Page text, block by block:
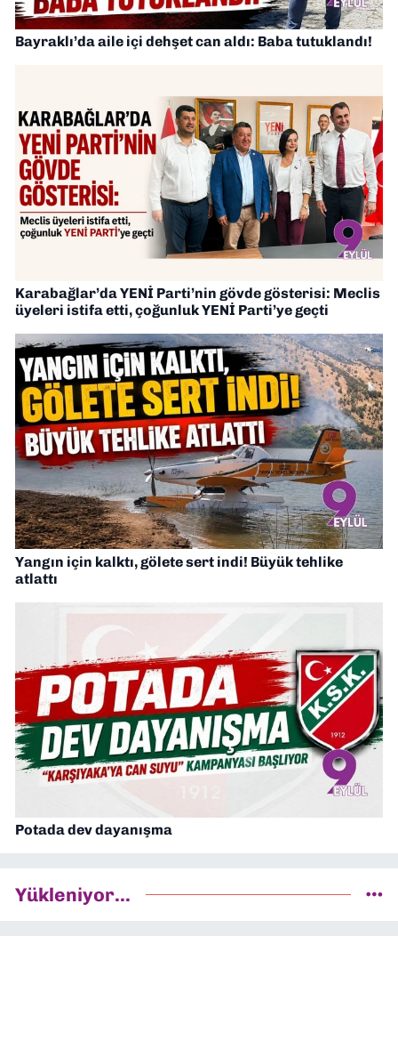
Bayraklı’da aile içi dehşet can aldı: Baba tutuklandı!
Karabağlar’da YENİ Parti’nin gövde gösterisi: Meclis
üyeleri istifa etti, çoğunluk YENİ Parti’ye geçti
Yangın için kalktı, gölete sert indi! Büyük tehlike
atlattı
Potada dev dayanışma
Yükleniyor...